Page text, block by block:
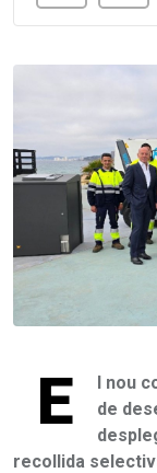
E
l nou
de
recollida